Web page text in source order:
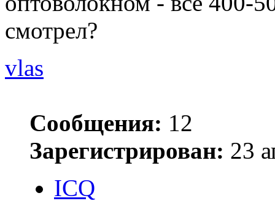
смотрел?
vlas
Сообщения: 12
Зарегистрирован: 23
ICQ